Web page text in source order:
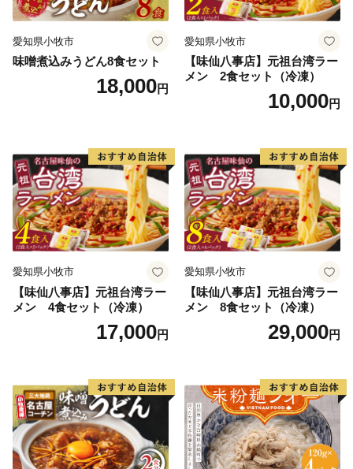
愛知県小牧市
味噌煮込みうどん8食セット
18,000円
愛知県小牧市
【味仙八事店】元祖台湾ラー
メン 2食セット（冷凍）
10,000円
愛知県小牧市
【味仙八事店】元祖台湾ラー
メン 4食セット（冷凍）
17,000円
愛知県小牧市
【味仙八事店】元祖台湾ラー
メン 8食セット（冷凍）
29,000円